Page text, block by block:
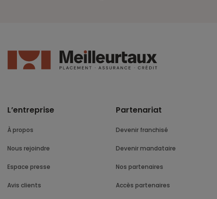
L’entreprise
À propos
Nous rejoindre
Espace presse
Avis clients
Partenariat
Devenir franchisé
Devenir mandataire
Nos partenaires
Accès partenaires